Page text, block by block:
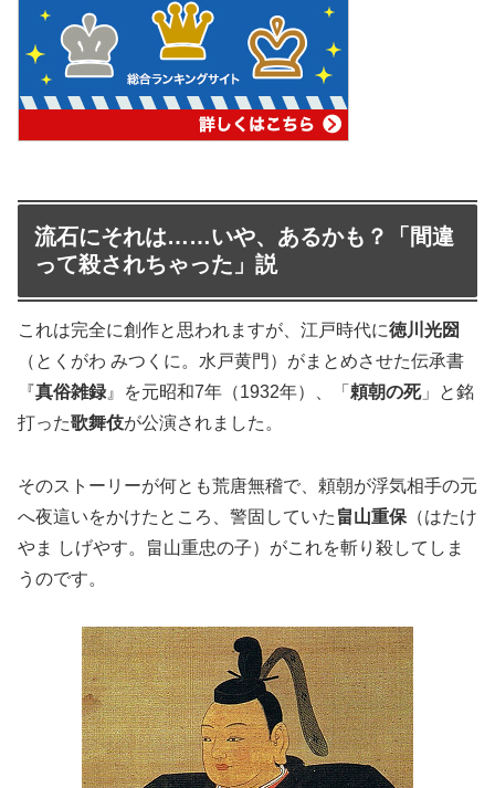
流石にそれは……いや、あるかも？「間違
って殺されちゃった」説
これは完全に創作と思われますが、江戸時代に徳川光圀
（とくがわ みつくに。水戸黄門）がまとめさせた伝承書
『真俗雑録 』を元昭和7年（1932年）、「 頼朝の死」と銘
打った歌舞伎が公演されました。
そのストーリーが何とも荒唐無稽で、頼朝が浮気相手の元
へ夜這いをかけたところ、警固していた 畠山重保 （はたけ
やま しげやす。畠山重忠の子）がこれを斬り殺してしま
うのです。